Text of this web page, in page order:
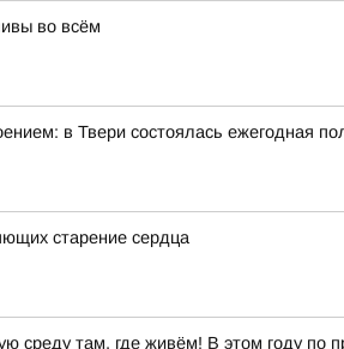
во всём
в Твери состоялась ежегодная
старение сердца
там, где живём! В этом году по